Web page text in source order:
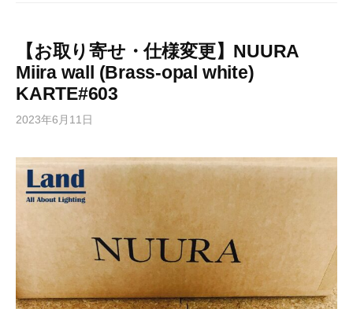
【お取り寄せ・仕様変更】NUURA
Miira wall (Brass-opal white)
KARTE#603
2023年6月11日